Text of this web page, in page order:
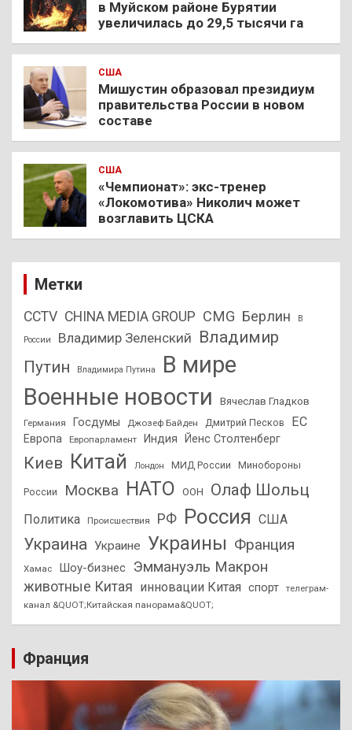
в Муйском районе Бурятии
увеличилась до 29,5 тысячи га
США
Мишустин образовал президиум
правительства России в новом
составе
США
«Чемпионат»: экс-тренер
«Локомотива» Николич может
возглавить ЦСКА
Метки
CCTV CHINA MEDIA GROUP CMG Берлин В
России Владимир Зеленский Владимир
Путин
Владимира Путина
В мире
Военные новости
Вячеслав Гладков
Германия Госдумы Джозеф Байден Дмитрий Песков ЕС
Европа Европарламент Индия Йенс Столтенберг
Киев Китай Лондон МИД России Минобороны
России Москва НАТО ООН Олаф Шольц
Политика Происшествия РФ Россия США
Украина Украине Украины Франция
Хамас Шоу-бизнес Эммануэль Макрон
животные Китая инновации Китая спорт
телеграм-
канал &QUOT;Китайская панорама&QUOT;
Франция